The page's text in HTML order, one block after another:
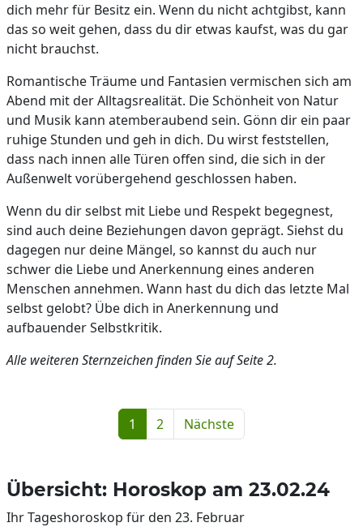
dich mehr für Besitz ein. Wenn du nicht achtgibst, kann
das so weit gehen, dass du dir etwas kaufst, was du gar
nicht brauchst.
Romantische Träume und Fantasien vermischen sich am
Abend mit der Alltagsrealität. Die Schönheit von Natur
und Musik kann atemberaubend sein. Gönn dir ein paar
ruhige Stunden und geh in dich. Du wirst feststellen,
dass nach innen alle Türen offen sind, die sich in der
Außenwelt vorübergehend geschlossen haben.
Wenn du dir selbst mit Liebe und Respekt begegnest,
sind auch deine Beziehungen davon geprägt. Siehst du
dagegen nur deine Mängel, so kannst du auch nur
schwer die Liebe und Anerkennung eines anderen
Menschen annehmen. Wann hast du dich das letzte Mal
selbst gelobt? Übe dich in Anerkennung und
aufbauender Selbstkritik.
Alle weiteren Sternzeichen finden Sie auf Seite 2.
1 2 Nächste
Übersicht: Horoskop am 23.02.24
Ihr Tageshoroskop für den 23. Februar